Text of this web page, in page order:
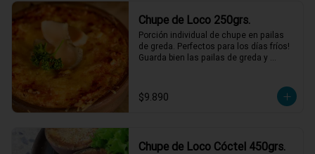
Chupe de Loco 250grs.
Porción individual de chupe en pailas
de greda. Perfectos para los días fríos!
Guarda bien las pailas de greda y
$9.890
Chupe de Loco Cóctel 450grs.